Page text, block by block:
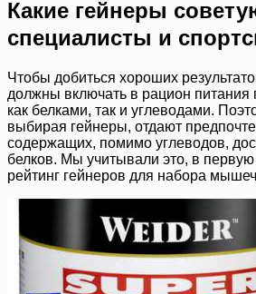
Какие гейнеры
специалисты и
Чтобы добиться хороших
должны включать в рацион питания
как белками, так и углеводами.
выбирая гейнеры, отдают
содержащих, помимо углеводов,
белков. Мы учитывали это, в первую
рейтинг гейнеров для набора